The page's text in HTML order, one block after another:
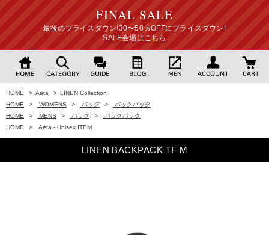
FINAL SALE
最後のプライスダウン!30〜50％OFFにプライスダウン!
SALE会場はこちら
HOME > Aeta > LINEN Collection
HOME
> WOMENS > バッグ >
バックパック
HOME
> MENS > バッグ >
バックパック
HOME
> Aeta - Unisex ITEM
LINEN BACKPACK TF M